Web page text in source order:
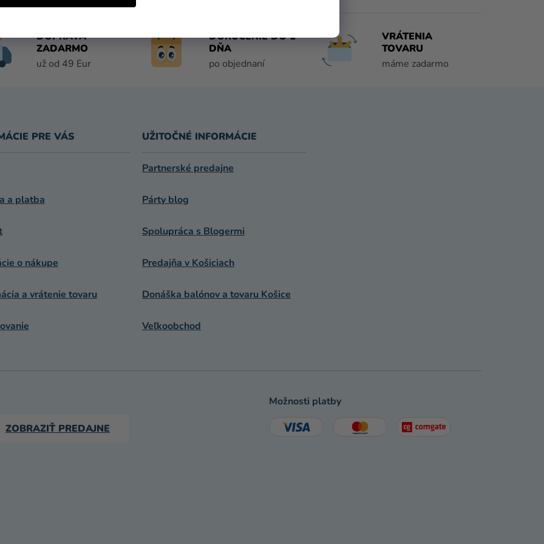
DOPRAVA
ZADARMO
už od 49 Eur
DORUČENIE DO 1
DŇA
po objednaní
VRÁTENIA
TOVARU
máme zadarmo
PRE VÁS
a platba
o nákupe
a vrátenie tovaru
UŽITOČNÉ INFORMÁCIE
Partnerské predajne
Párty blog
Spolupráca s Blogermi
Predajňa v Košiciach
Donáška balónov a tovaru Košice
Veľkoobchod
ZOBRAZIŤ PREDAJNE
Možnosti platby